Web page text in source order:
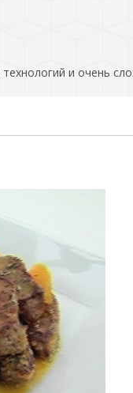
и очень